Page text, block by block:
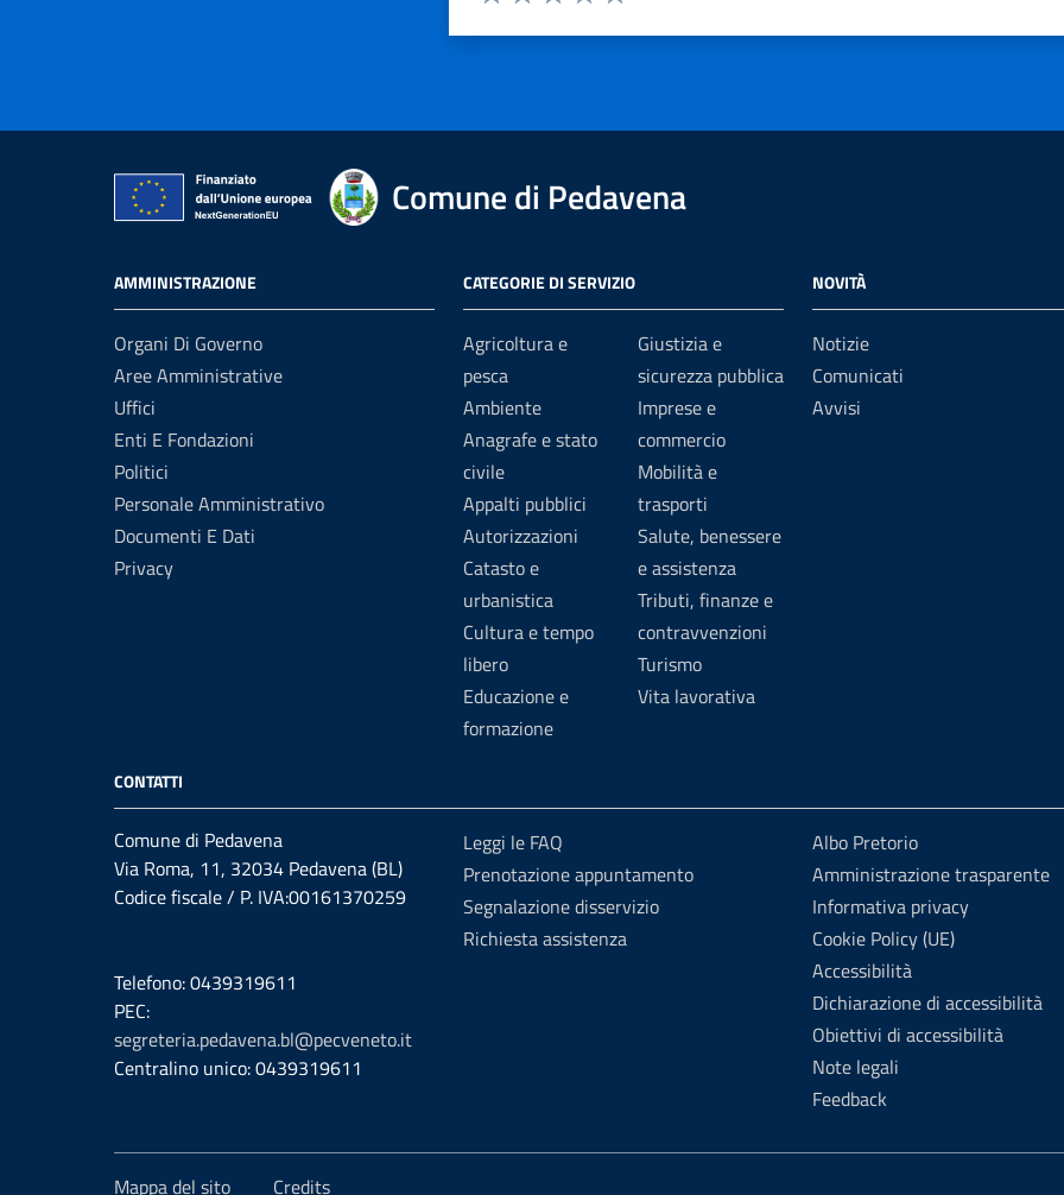
Comune di Pedavena
AMMINISTRAZIONE
Organi Di Governo
Aree Amministrative
Uffici
Enti E Fondazioni
Politici
Personale Amministrativo
Documenti E Dati
Privacy
CATEGORIE DI SERVIZIO
Agricoltura e
pesca
Ambiente
Anagrafe e stato
civile
Appalti pubblici
Autorizzazioni
Catasto e
urbanistica
Cultura e tempo
libero
Educazione e
formazione
Giustizia e
sicurezza pubblica
Imprese e
commercio
Mobilità e
trasporti
Salute, benessere
e assistenza
Tributi, finanze e
contravvenzioni
Turismo
Vita lavorativa
NOVITÀ
Notizie
Comunicati
Avvisi
CONTATTI
Comune di Pedavena
Via Roma, 11, 32034 Pedavena (BL)
Codice fiscale / P. IVA:00161370259
Telefono: 0439319611
PEC:
segreteria.pedavena.bl@pecveneto.it
Centralino unico: 0439319611
Leggi le FAQ
Prenotazione appuntamento
Segnalazione disservizio
Richiesta assistenza
Albo Pretorio
Amministrazione trasparente
Informativa privacy
Cookie Policy (UE)
Accessibilità
Dichiarazione di accessibilità
Obiettivi di accessibilità
Note legali
Feedback
Mappa del sito Credits